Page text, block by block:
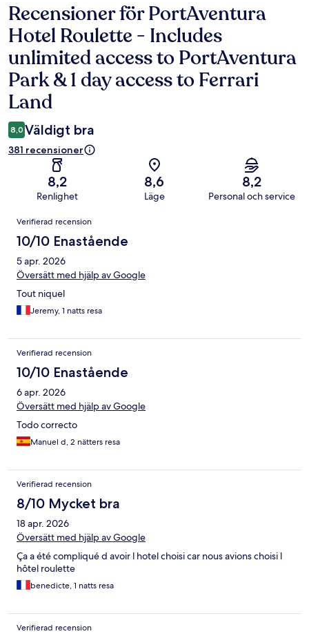
Recensioner
Recensioner för PortAventura
Hotel Roulette - Includes
unlimited access to PortAventura
Park & 1 day access to Ferrari
Land
8,0 Väldigt bra
381 recensioner
8,2
Renlighet
8,6
Läge
8,2
Personal och service
Recensioner
Verifierad recension
10/10 Enastående
5 apr. 2026
Översätt med hjälp av Google
Tout niquel
Jeremy, 1 natts resa
Verifierad recension
10/10 Enastående
6 apr. 2026
Översätt med hjälp av Google
Todo correcto
Manuel d, 2 nätters resa
Verifierad recension
8/10 Mycket bra
18 apr. 2026
Översätt med hjälp av Google
Ça a été compliqué d avoir l hotel choisi car nous avions choisi l
hôtel roulette
benedicte, 1 natts resa
Verifierad recension